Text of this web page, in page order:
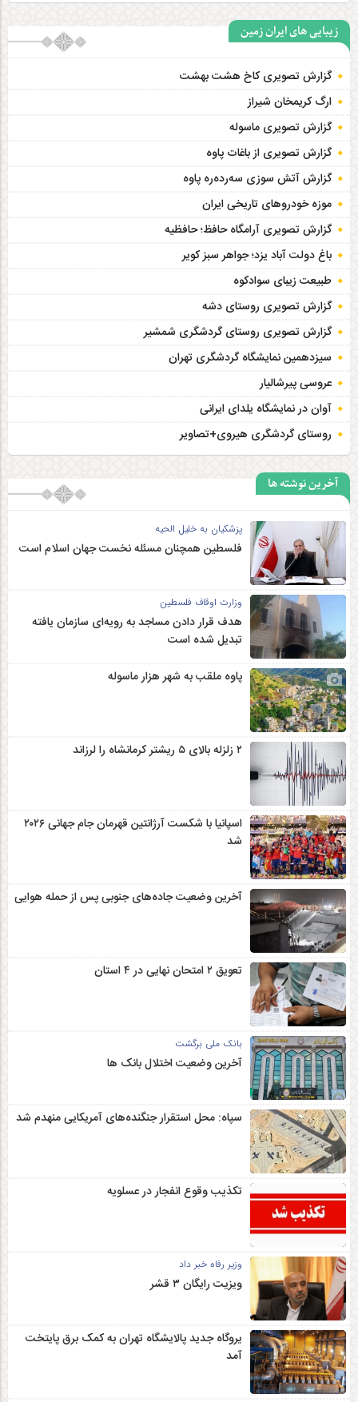
زیبایی های ایران زمین
گزارش تصویری کاخ هشت‌ بهشت
ارگ کریمخان شیراز
گزارش تصویری ماسوله
گزارش تصویری از باغات پاوه
گزارش آتش سوزی سەردەرە پاوه
موزه خودروهای تاریخی ایران
گزارش تصویری آرامگاه حافظ؛ حافظیه‎
باغ دولت آباد یزد؛ جواهر سبز کویر
طبیعت زیبای سوادکوه
گزارش تصویری روستای دشه
گزارش تصویری روستای گردشگری شمشیر
سیزدهمین نمایشگاه گردشگری تهران
عروسی پیرشالیار
آوان در نمایشگاه یلدای ایرانی
روستای گردشگری هیروی+تصاویر
آخرین نوشته ها
پزشکیان به خلیل الحیه
فلسطین همچنان مسئله نخست جهان اسلام است
وزارت اوقاف فلسطین
هدف قرار دادن مساجد به رویه‌ای سازمان‌ یافته
تبدیل شده است
پاوه ملقب به شهر هزار ماسوله
۲ زلزله‌ بالای ۵ ریشتر کرمانشاه را لرزاند
اسپانیا با شکست آرژانتین قهرمان جام جهانی ۲۰۲۶
شد
آخرین وضعیت جاده‌های جنوبی پس از حمله هوایی
تعویق ۲ امتحان نهایی در ۴ استان
بانک ملی برگشت
آخرین وضعیت اختلال بانک ها
سپاه: محل استقرار جنگنده‌های آمریکایی منهدم شد
تکذیب وقوع انفجار در عسلویه
وزیر رفاه خبر داد
ویزیت رایگان ۳ قشر
یروگاه جدید پالایشگاه تهران به کمک برق پایتخت
آمد